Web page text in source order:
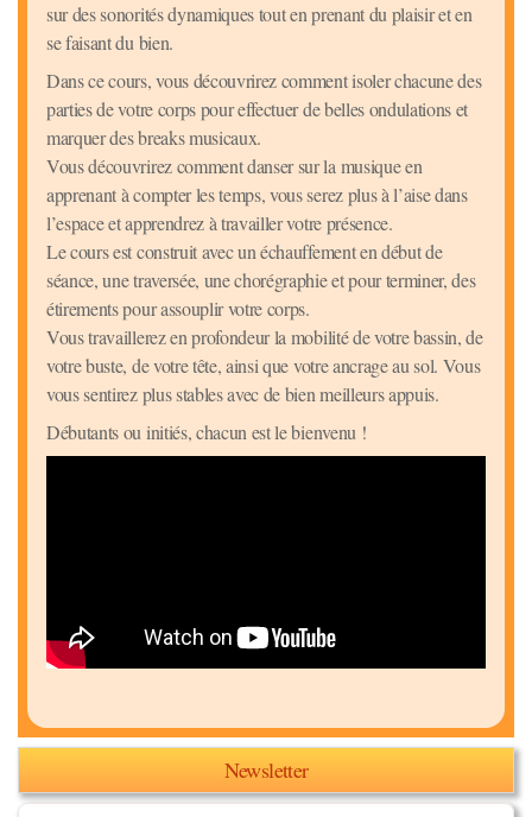
sur des sonorités dynamiques tout en prenant du plaisir et en
se faisant du bien.
Dans ce cours, vous découvrirez comment isoler chacune des
parties de votre corps pour effectuer de belles ondulations et
marquer des breaks musicaux.
Vous découvrirez comment danser sur la musique en
apprenant à compter les temps, vous serez plus à l’aise dans
l’espace et apprendrez à travailler votre présence.
Le cours est construit avec un échauffement en début de
séance, une traversée, une chorégraphie et pour terminer, des
étirements pour assouplir votre corps.
Vous travaillerez en profondeur la mobilité de votre bassin, de
votre buste, de votre tête, ainsi que votre ancrage au sol. Vous
vous sentirez plus stables avec de bien meilleurs appuis.
Débutants ou initiés, chacun est le bienvenu !
Newsletter